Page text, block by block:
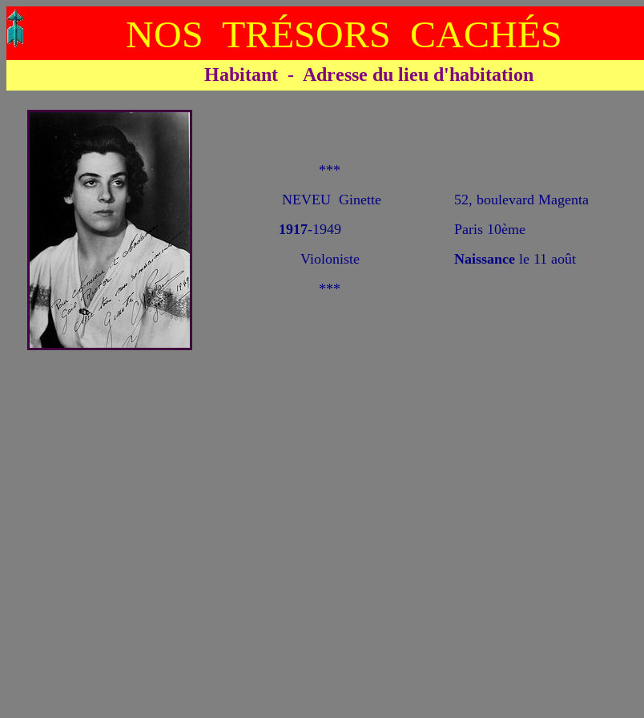
NOS TRÉSORS CACHÉS
Habitant - Adresse du lieu d'habitation
***
NEVEU Ginette
1917-1949
Violoniste
***
52, boulevard Magenta
Paris 10ème
Naissance le 11 août